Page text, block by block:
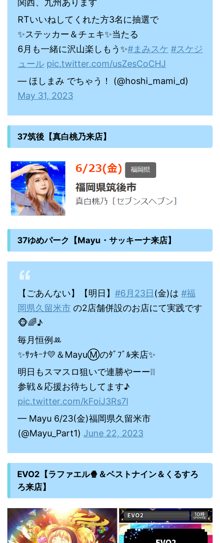
関西、九州あります
RTいいねしてくれた方3名に抽選で
✨ステッカー＆チェキ✨当たる
6月も一緒に沢山楽しもう✨#まみスケ #スケジ
ュール pic.twitter.com/usZesCoCHJ
— ほしまみ でちゃう！ (@hoshi_mami_d)
May 31, 2023
37筑後【真白桃乃来店】
37ゆめパーク【Mayu・サッキーナ来店】
【ごあんない】【明日】 #6月23日 (金)は #福
岡県久留米市 の2店舗併設のお店にて実践です
🐵🌈♪
毎月恒例ꔛ
✨ｻｯｷｰﾅ💛＆MayuⓂ️のﾀﾞﾌﾞﾙ来店✨
明日もスマスロ狙いで連勝やーー❕❕
参戦＆応援お待ちしてます♪
pic.twitter.com/kFoiJ3Rs7l
— Mayu 6/23(金)福岡県久留米市
(@Mayu_Part1) June 22, 2023
EVO2【ラファエル🍿＆ベストナイン＆くるすろ
ろ来店】